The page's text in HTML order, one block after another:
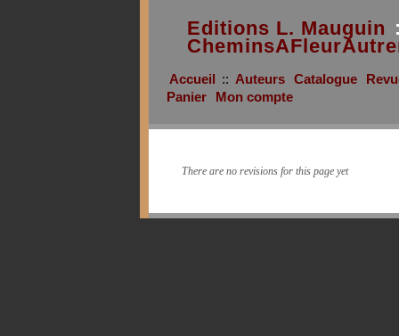
Editions L. Mauguin
Accueil :: Auteurs Catalogue
Panier
Mon compte
There are no revisions for this page yet